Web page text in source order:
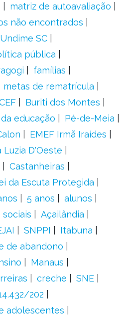
matriz de autoavaliação
não encontrados
Undime SC
pública
famílias
metas de rematrícula
Buriti dos Montes
educação
Pé-de-Meia
EMEF Irmã Iraídes
Luzia D'Oeste
Castanheiras
da Escuta Protegida
5 anos
alunos
sociais
Açailândia
SNPPI
Itabuna
de abandono
Manaus
creche
SNE
202
adolescentes